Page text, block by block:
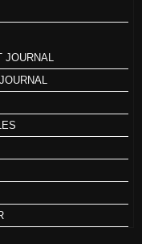
JOURNAL